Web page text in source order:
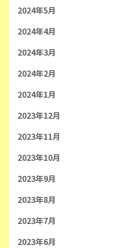
2024年5月
2024年4月
2024年3月
2024年2月
2024年1月
2023年12月
2023年11月
2023年10月
2023年9月
2023年8月
2023年7月
2023年6月